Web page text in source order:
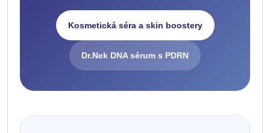
Kosmetická séra a skin boostery
Dr.Nek DNA sérum s PDRN